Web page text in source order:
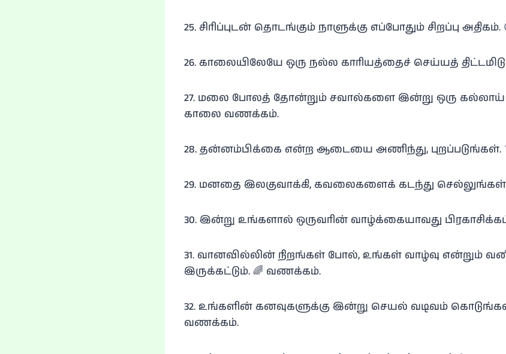
25. சிரிப்புடன் தொடங்கும் நாளுக்கு எப்போதும் சிறப்பு
26. காலையிலேயே ஒரு நல்ல காரியத்தைச் செய்யத்
27. மலை போலத் தோன்றும் சவால்களை இன்று ஒரு
காலை வணக்கம்.
28. தன்னம்பிக்கை என்ற ஆடையை அணிந்து,
29. மனதை இலகுவாக்கி, கவலைகளைக் கடந்து
30. இன்று உங்களால் ஒருவரின் வாழ்க்கையாவது
31. வானவில்லின் நிறங்கள் போல், உங்கள் வாழ்வு என்றும்
இருக்கட்டும். 🌈 வணக்கம்.
32. உங்களின் கனவுகளுக்கு இன்று செயல் வடிவம்
வணக்கம்.